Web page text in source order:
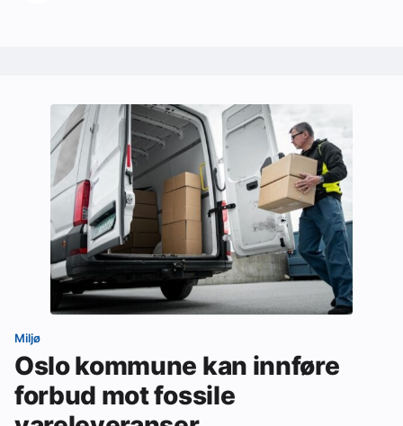
Miljø
Oslo kommune kan innføre
forbud mot fossile